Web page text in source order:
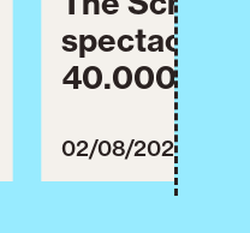
40.000 de
împreună
02/08/2026